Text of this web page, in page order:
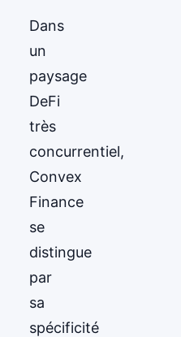
Dans
un
paysage
DeFi
très
concurrentiel,
Convex
Finance
se
distingue
par
sa
spécificité